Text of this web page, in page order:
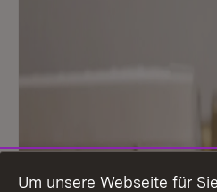
Um unsere Webseite für